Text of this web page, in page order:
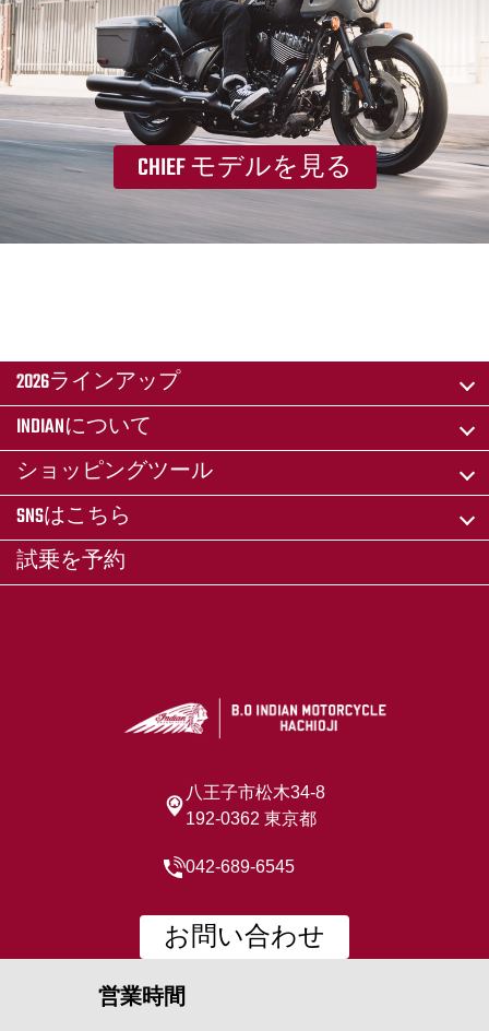
CHIEF モデルを見る
2026ラインアップ
INDIANについて
ショッピングツール
SNSはこちら
試乗を予約
八王子市松木34-8
192-0362 東京都
042-689-6545
お問い合わせ
営業時間